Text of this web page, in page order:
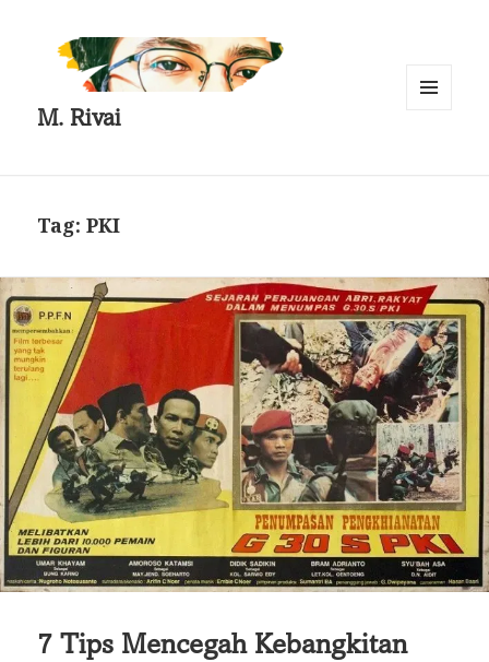
M. Rivai
Tag:PKI
7 Tips Mencegah Kebangkitan